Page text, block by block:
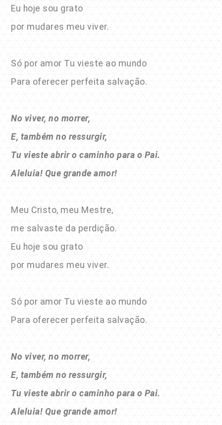
Eu hoje sou grato
por mudares meu viver.
Só por amor Tu vieste ao mundo
Para oferecer perfeita salvação.
No viver, no morrer,
E, também no ressurgir,
Tu vieste abrir o caminho para o Pai.
Aleluia! Que grande amor!
Meu Cristo, meu Mestre,
me salvaste da perdição.
Eu hoje sou grato
por mudares meu viver.
Só por amor Tu vieste ao mundo
Para oferecer perfeita salvação.
No viver, no morrer,
E, também no ressurgir,
Tu vieste abrir o caminho para o Pai.
Aleluia! Que grande amor!